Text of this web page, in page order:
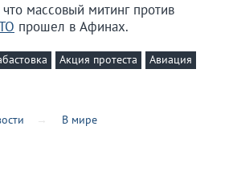
массовый митинг против
прошел в Афинах.
Акция протеста
Авиация
В мире